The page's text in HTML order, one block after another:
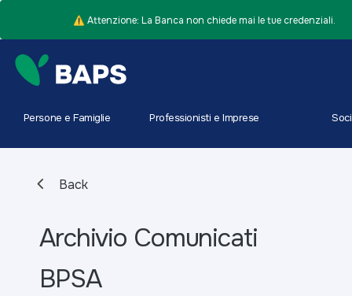
⚠️ Attenzione: La Banca non chiede mai le tue credenziali.
Persone e Famiglie Professionisti e Imprese Soci
Back
Archivio Comunicati
BPSA